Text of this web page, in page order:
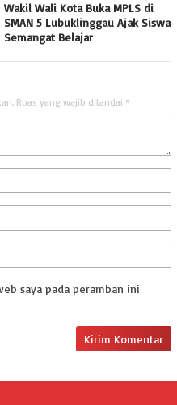
Wakil Wali Kota Buka MPLS di
SMAN 5 Lubuklinggau Ajak Siswa
Semangat Belajar
Ruas yang wajib ditandai *
saya pada peramban ini